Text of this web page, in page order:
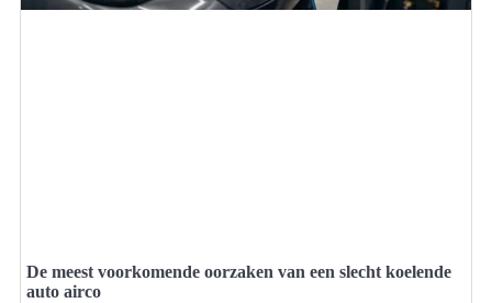
De meest voorkomende oorzaken van een slecht koelende
auto airco